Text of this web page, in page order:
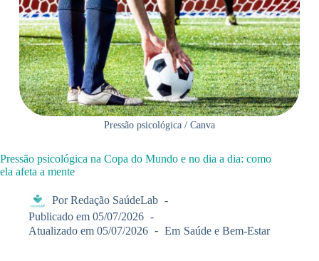
Pressão psicológica / Canva
Pressão psicológica na Copa do Mundo e no dia a dia: como
ela afeta a mente
Por Redação SaúdeLab
Publicado em 05/07/2026
Atualizado em 05/07/2026 Em Saúde e Bem-Estar